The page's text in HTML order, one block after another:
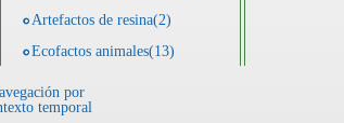
Artefactos de resina(2)
Ecofactos animales(13)
Ecofactos de concha(2)
Ecofactos de piedra(3)
por
temporal